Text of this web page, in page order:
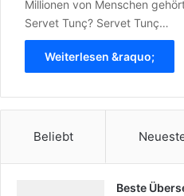
Millionen von Menschen
Servet Tunç? Servet Tunç…
Weiterlesen &raquo;
Beliebt
Beste